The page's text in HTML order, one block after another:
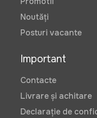
Noutăți
Posturi vacante
Important
Contacte
Livrare și achitare
Declarație de